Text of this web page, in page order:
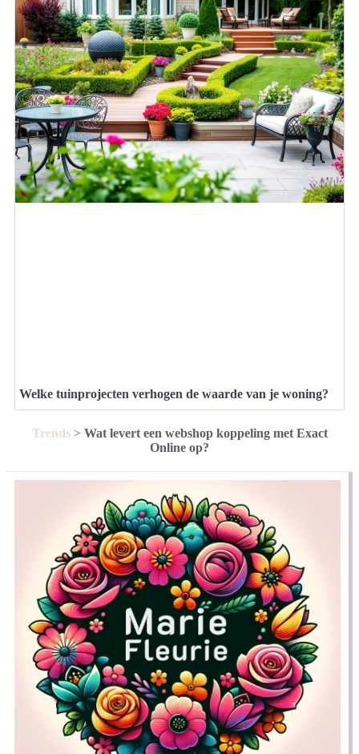
Welke tuinprojecten verhogen de waarde van je woning?
Trends> Wat levert een webshop koppeling met Exact
Online op?